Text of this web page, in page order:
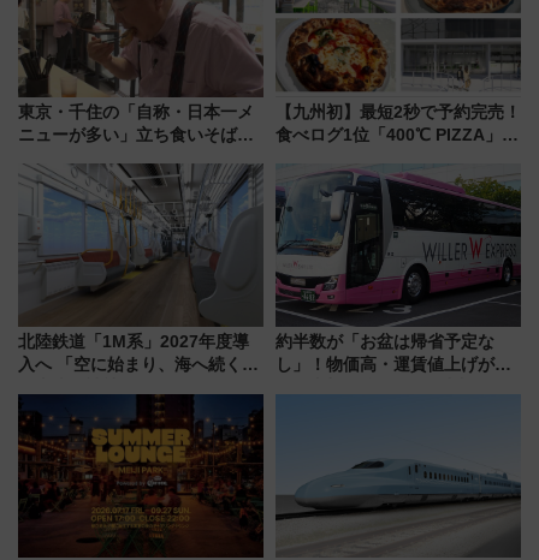
東京・千住の「自称・日本一メ
ニューが多い」立ち食いそば屋
地のふらっと立ち食いそば』
7/27夜10時～放送
【九州初】最短2秒で予約完売！
食べログ1位「400℃ PIZZA」が
プン。もつ鍋風など限定メニュ
ーも
北陸鉄道「1M系」2027年度導
入へ 「空に始まり、海へ続く」
神秘的なデザイン
約半数が「お盆は帰省予定な
し」！物価高・運賃値上げが財